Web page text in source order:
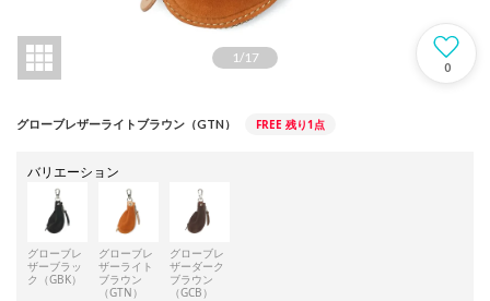
1 /17
0
グローブレザーライトブラウン（GTN） FREE 残り1点
バリエーション
グローブレ
ザーブラッ
ク（GBK）
グローブレ
ザーライト
ブラウン
（GTN）
グローブレ
ザーダーク
ブラウン
（GCB）